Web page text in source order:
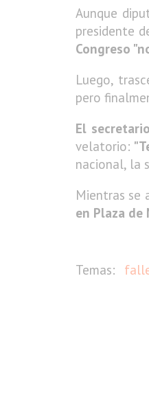
Aunque
presidente
Congreso
Luego,
pero
El
velatorio:
nacional, la
Mientras se
en Plaza de